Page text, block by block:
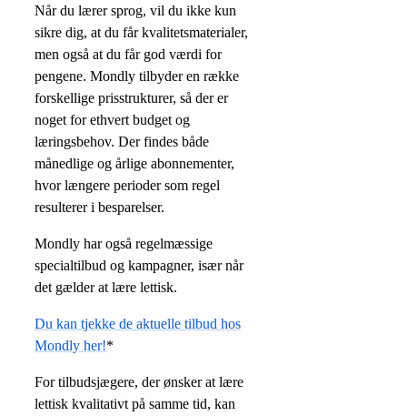
Når du lærer sprog, vil du ikke kun
sikre dig, at du får kvalitetsmaterialer,
men også at du får god værdi for
pengene. Mondly tilbyder en række
forskellige prisstrukturer, så der er
noget for ethvert budget og
læringsbehov. Der findes både
månedlige og årlige abonnementer,
hvor længere perioder som regel
resulterer i besparelser.
Mondly har også regelmæssige
specialtilbud og kampagner, især når
det gælder at lære lettisk.
Du kan tjekke de aktuelle tilbud hos
Mondly her!*
For tilbudsjægere, der ønsker at lære
lettisk kvalitativt på samme tid, kan